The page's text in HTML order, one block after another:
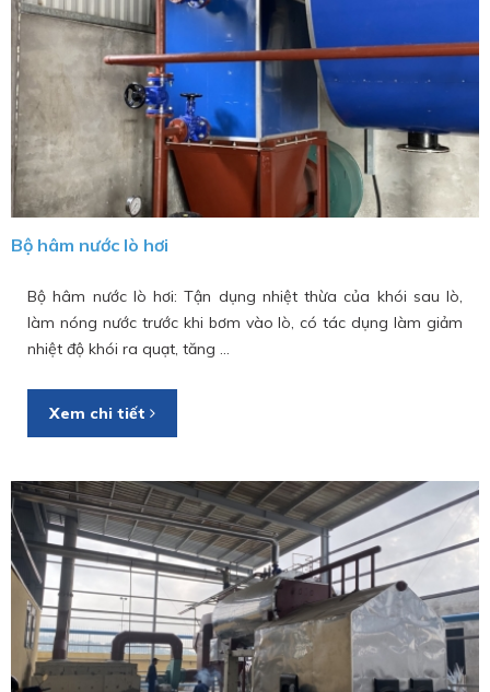
Bộ hâm nước lò hơi
Bộ hâm nước lò hơi: Tận dụng nhiệt thừa của khói sau lò,
làm nóng nước trước khi bơm vào lò, có tác dụng làm giảm
nhiệt độ khói ra quạt, tăng ...
Xem chi tiết